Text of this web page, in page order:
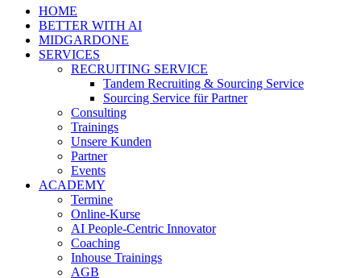
HOME
BETTER WITH AI
MIDGARDONE
SERVICES
RECRUITING SERVICE
Tandem Recruiting & Sourcing Service
Sourcing Service für Partner
Consulting
Trainings
Unsere Kunden
Partner
Events
ACADEMY
Termine
Online-Kurse
AI People-Centric Innovator
Coaching
Inhouse Trainings
AGB